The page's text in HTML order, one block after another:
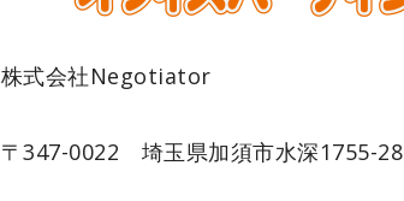
株式会社Negotiator
〒347-0022 埼玉県加須市水深1755-28